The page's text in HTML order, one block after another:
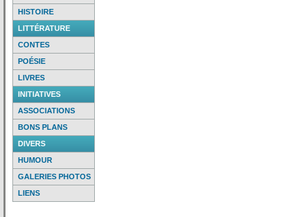
HISTOIRE
LITTÉRATURE
CONTES
POÉSIE
LIVRES
INITIATIVES
ASSOCIATIONS
BONS PLANS
DIVERS
HUMOUR
GALERIES PHOTOS
LIENS